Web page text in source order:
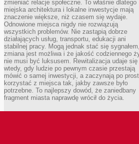
zmieniać relacje społeczne. To właśnie dlatego
miejska architektura i lokalne inwestycje mają
znaczenie większe, niż czasem się wydaje.
Odnowione miejsca nigdy nie rozwiązują
wszystkich problemów. Nie zastąpią dobrze
działających usług, transportu, edukacji ani
stabilnej pracy. Mogą jednak stać się
zmiana jest możliwa i że jakość codziennego
nie musi być luksusem. Rewitalizacja udaje się
wtedy, gdy ludzie po pewnym czasie przestają
mówić o samej inwestycji, a zaczynają po
korzystać z miejsca tak, jakby zawsze było
potrzebne. To najlepszy dowód, że zaniedbany
fragment miasta naprawdę wrócił do życia.